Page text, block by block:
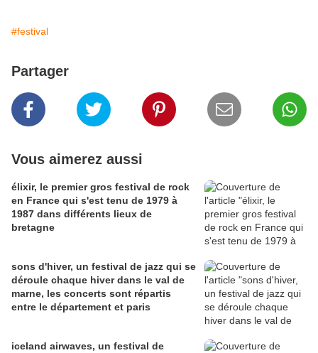
#festival
Partager
Vous aimerez aussi
élixir, le premier gros festival de rock
en France qui s'est tenu de 1979 à
1987 dans différents lieux de
bretagne
sons d'hiver, un festival de jazz qui se
déroule chaque hiver dans le val de
marne, les concerts sont répartis
entre le département et paris
iceland airwaves, un festival de